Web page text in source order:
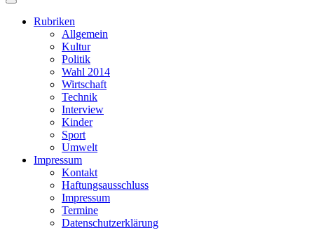
Suchfeld
ein-/ausblenden
Rubriken
Allgemein
Kultur
Politik
Wahl 2014
Wirtschaft
Technik
Interview
Kinder
Sport
Umwelt
Impressum
Kontakt
Haftungsausschluss
Impressum
Termine
Datenschutzerklärung